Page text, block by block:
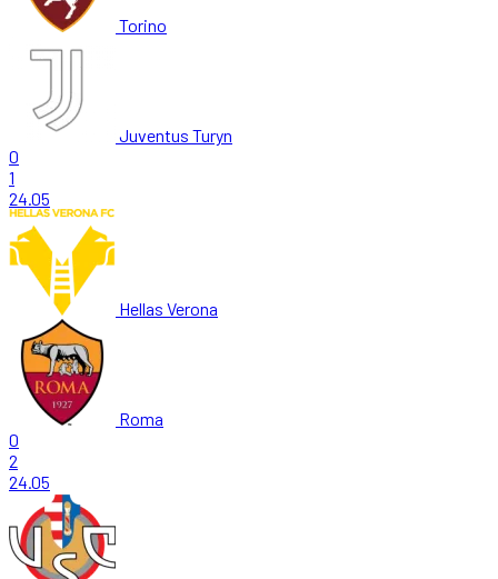
Torino
Juventus Turyn
0
1
24.05
Hellas Verona
Roma
0
2
24.05